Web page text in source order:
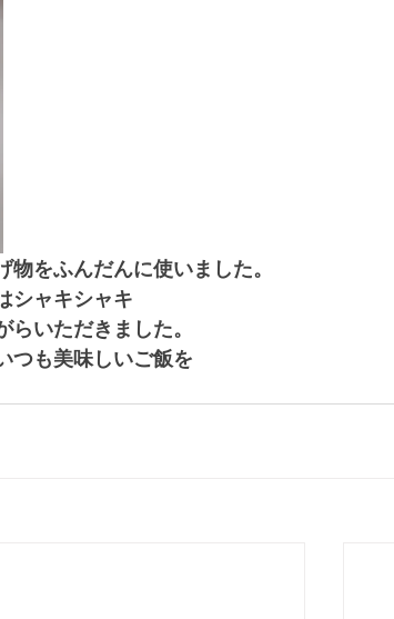
をふんだんに使いました。
シャキシャキ
いただきました。
つも美味しいご飯を